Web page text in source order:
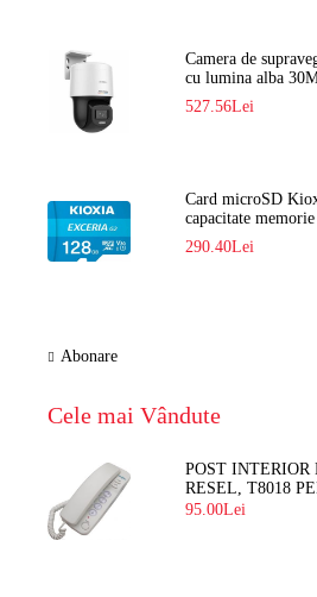
Camera de
cu lumina alba
DS-
527.56Lei
Card microSD
capacitate
LMEX2L128GG2
290.40Lei
Abonare
Cele mai Vândute
POST
RESEL, T8018
BLOC
95.00Lei